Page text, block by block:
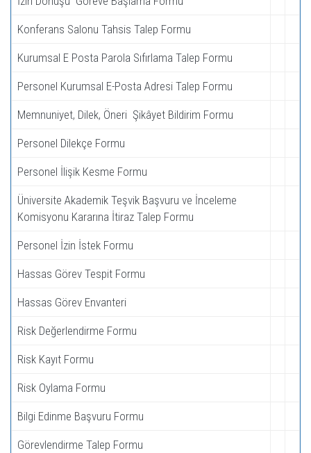
Konferans Salonu Tahsis Talep Formu
Kurumsal E Posta Parola Sıfırlama Talep Formu
Personel Kurumsal E-Posta Adresi Talep Formu
Memnuniyet, Dilek, Öneri Şikâyet Bildirim Formu
Personel Dilekçe Formu
Personel İlişik Kesme Formu
Üniversite Akademik Teşvik Başvuru ve İnceleme
Komisyonu Kararına İtiraz Talep Formu
Personel İzin İstek Formu
Hassas Görev Tespit Formu
Hassas Görev Envanteri
Risk Değerlendirme Formu
Risk Kayıt Formu
Risk Oylama Formu
Bilgi Edinme Başvuru Formu
Görevlendirme Talep Formu